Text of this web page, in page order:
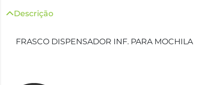
Descrição
FRASCO DISPENSADOR INF. PARA MOCHILA